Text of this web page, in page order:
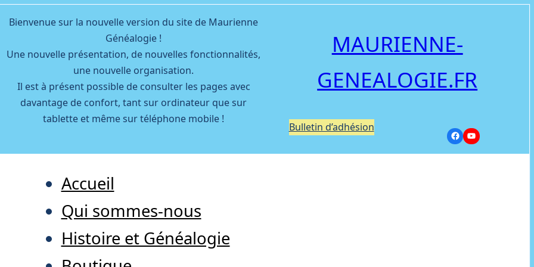
Bienvenue sur la nouvelle version du site de Maurienne
Généalogie !
Une nouvelle présentation, de nouvelles fonctionnalités,
une nouvelle organisation.
Il est à présent possible de consulter les pages avec
davantage de confort, tant sur ordinateur que sur
tablette et même sur téléphone mobile !
MAURIENNE-
GENEALOGIE.FR
Bulletin d’adhésion
Accueil
Qui sommes-nous
Histoire et Généalogie